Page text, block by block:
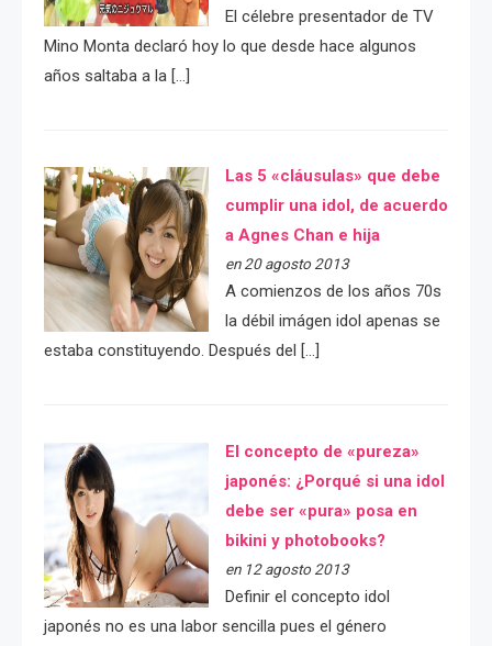
El célebre presentador de TV
Mino Monta declaró hoy lo que desde hace algunos
años saltaba a la […]
Las 5 «cláusulas» que debe
cumplir una idol, de acuerdo
a Agnes Chan e hija
en 20 agosto 2013
A comienzos de los años 70s
la débil imágen idol apenas se
estaba constituyendo. Después del […]
El concepto de «pureza»
japonés: ¿Porqué si una idol
debe ser «pura» posa en
bikini y photobooks?
en 12 agosto 2013
Definir el concepto idol
japonés no es una labor sencilla pues el género